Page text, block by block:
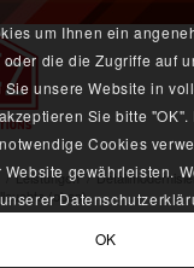
/ Leistungen /
(oben)
um Ihnen ein
die die Zugriffe auf
unsere Website in
Sie bitte
Cookies
gewährleisten.
OK